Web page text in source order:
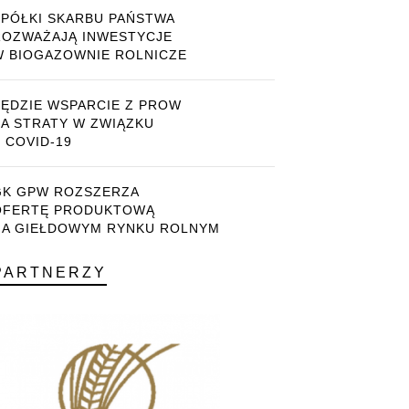
SKARBU PAŃSTWA
INWESTYCJE
BIOGAZOWNIE ROLNICZE
WSPARCIE Z PROW
STRATY W ZWIĄZKU
COVID-19
GPW ROZSZERZA
PRODUKTOWĄ
GIEŁDOWYM RYNKU ROLNYM